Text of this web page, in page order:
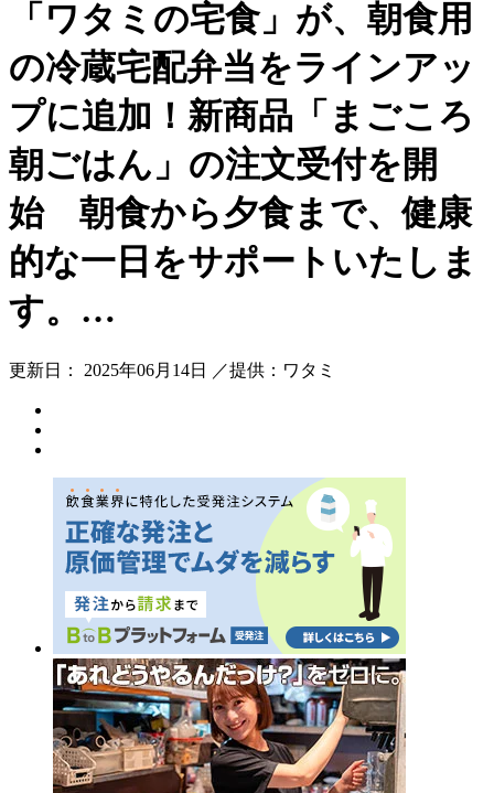
「ワタミの宅食」が、朝食用
の冷蔵宅配弁当をラインアッ
プに追加！新商品「まごころ
朝ごはん」の注文受付を開
始 朝食から夕食まで、健康
的な一日をサポートいたしま
す。…
更新日： 2025年06月14日 ／提供：ワタミ